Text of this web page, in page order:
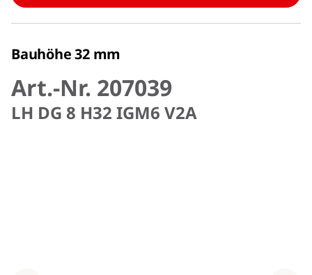
Bauhöhe 32 mm
Art.-Nr. 207039
LH DG 8 H32 IGM6 V2A